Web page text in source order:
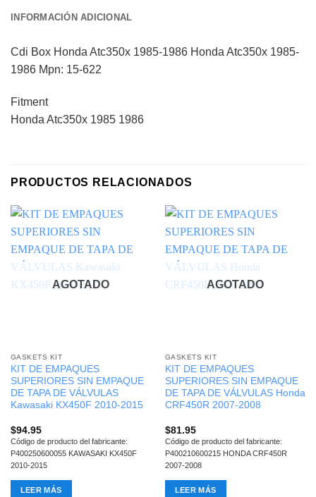
INFORMACIÓN ADICIONAL
Cdi Box Honda Atc350x 1985-1986 Honda Atc350x 1985-
1986 Mpn: 15-622
Fitment
Honda Atc350x 1985 1986
PRODUCTOS RELACIONADOS
AGOTADO
GASKETS KIT
KIT DE EMPAQUES
SUPERIORES SIN EMPAQUE
DE TAPA DE VÁLVULAS
Kawasaki KX450F 2010-2015
$94.95
Código de producto del fabricante:
P400250600055 KAWASAKI KX450F
2010-2015
LEER MÁS
AGOTADO
GASKETS KIT
KIT DE EMPAQUES
SUPERIORES SIN EMPAQUE
DE TAPA DE VÁLVULAS Honda
CRF450R 2007-2008
$81.95
Código de producto del fabricante:
P400210600215 HONDA CRF450R
2007-2008
LEER MÁS